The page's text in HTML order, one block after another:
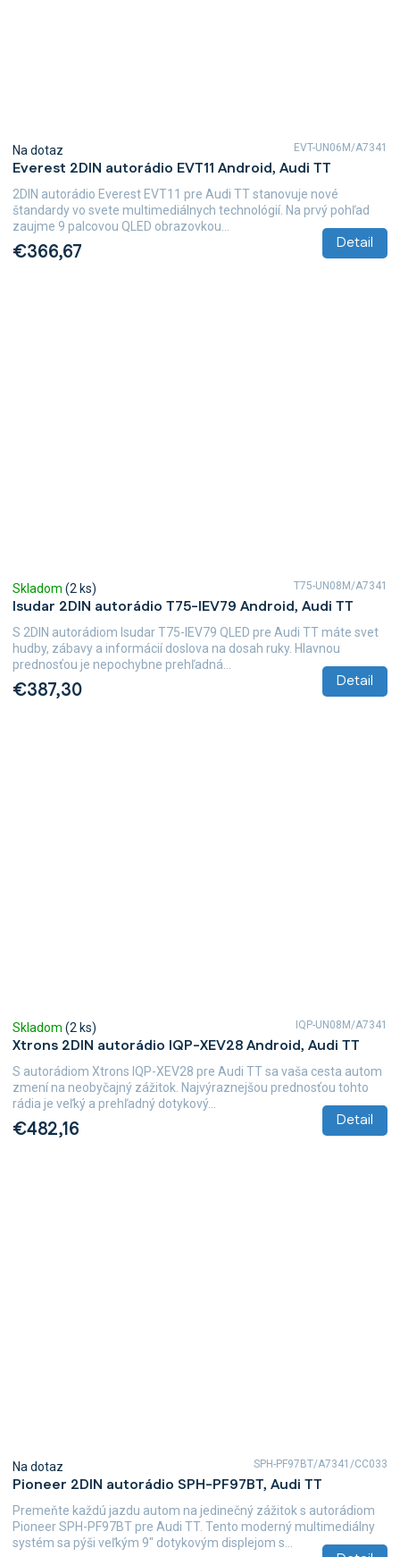
Everest 2DIN autorádio EVT11 Android, Audi TT
Na dotaz
€366,67 Detail
2DIN autorádio Everest EVT11 pre Audi TT stanovuje nové
štandardy vo svete multimediálnych technológií. Na prvý pohľad
zaujme 9 palcovou QLED obrazovkou...
EVT-UN06M/A7341
Isudar 2DIN autorádio T75-IEV79 Android, Audi TT
Skladom (2 ks)
€387,30 Detail
S 2DIN autorádiom Isudar T75-IEV79 QLED pre Audi TT máte svet
hudby, zábavy a informácií doslova na dosah ruky. Hlavnou
prednosťou je nepochybne prehľadná...
T75-UN08M/A7341
Xtrons 2DIN autorádio IQP-XEV28 Android, Audi TT
Skladom (2 ks)
€482,16 Detail
S autorádiom Xtrons IQP-XEV28 pre Audi TT sa vaša cesta autom
zmení na neobyčajný zážitok. Najvýraznejšou prednosťou tohto
rádia je veľký a prehľadný dotykový...
IQP-UN08M/A7341
Pioneer 2DIN autorádio SPH-PF97BT, Audi TT
Na dotaz
Premeňte každú jazdu autom na jedinečný zážitok s autorádiom
Pioneer SPH-PF97BT pre Audi TT. Tento moderný multimediálny
systém sa pýši veľkým 9" dotykovým displejom s...
SPH-PF97BT/A7341/CC033